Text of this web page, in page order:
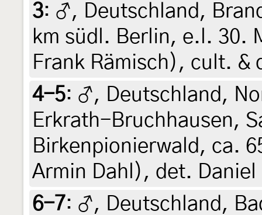
3: ♂, Deutschland,
km südl. Berlin, e.l. 30.
Frank Rämisch), cult. &
4-5: ♂, Deutschland,
Erkrath-Bruchhausen,
Birkenpionierwald, ca.
Armin Dahl), det. Daniel
6-7: ♂, Deutschland,